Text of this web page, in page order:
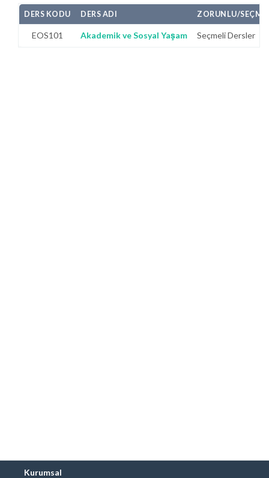
DERS KODU DERS ADI ZORUNLU/
EOS101 Akademik ve Sosyal Yaşam Seçmeli Dersler
Kurumsal